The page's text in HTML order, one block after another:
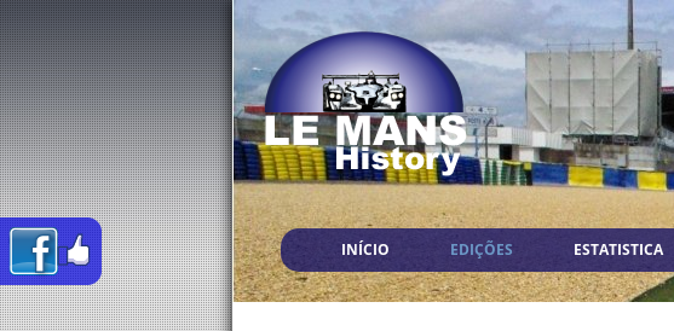
INÍCIO EDIÇÕES ESTATISTICA